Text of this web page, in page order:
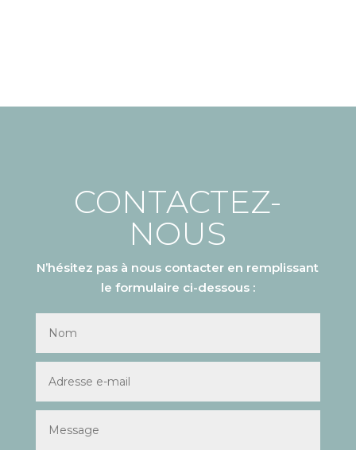
CONTACTEZ-
NOUS
N’hésitez pas à nous contacter en remplissant
le formulaire ci-dessous :